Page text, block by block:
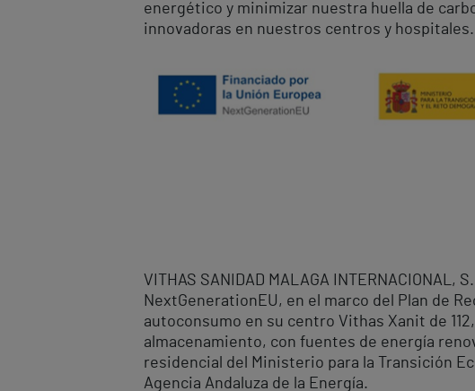
energético y minimizar nuestra huella de
innovadoras en nuestros centros y hospitales.
VITHAS SANIDAD MALAGA
NextGenerationEU, en el marco del Plan de
autoconsumo en su centro Vithas Xanit de
almacenamiento, con fuentes de energía
residencial del Ministerio para la Transición
Agencia Andaluza de la Energía.